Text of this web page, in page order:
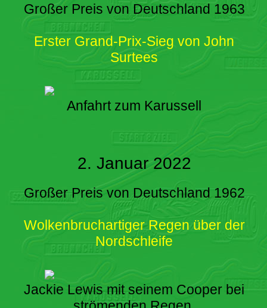
Großer Preis von Deutschland 1963
Erster Grand-Prix-Sieg von John
Surtees
Anfahrt zum Karussell
2. Januar 2022
Großer Preis von Deutschland 1962
Wolkenbruchartiger Regen über der
Nordschleife
Jackie Lewis mit seinem Cooper bei